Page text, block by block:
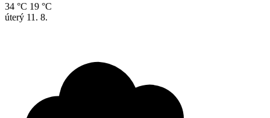
34 °C 19 °C
úterý 11. 8.